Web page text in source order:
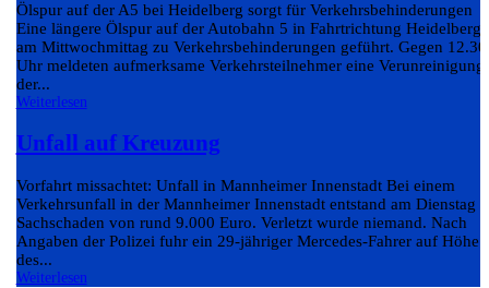
Ölspur auf der A5 bei Heidelberg sorgt für Verkehrsbehinderungen
Eine längere Ölspur auf der Autobahn 5 in Fahrtrichtung Heidelberg
am Mittwochmittag zu Verkehrsbehinderungen geführt. Gegen 12.30
Uhr meldeten aufmerksame Verkehrsteilnehmer eine Verunreinigung
der...
Weiterlesen
Unfall auf Kreuzung
Vorfahrt missachtet: Unfall in Mannheimer Innenstadt Bei einem
Verkehrsunfall in der Mannheimer Innenstadt entstand am Dienstag
Sachschaden von rund 9.000 Euro. Verletzt wurde niemand. Nach
Angaben der Polizei fuhr ein 29-jähriger Mercedes-Fahrer auf Höhe
des...
Weiterlesen